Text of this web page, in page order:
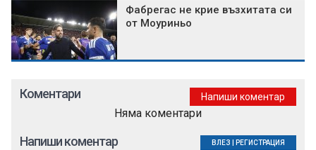
Фабрегас не крие възхитата си
от Моуриньо
Коментари Напиши коментар
Няма коментари
Напиши коментар ВЛЕЗ РЕГИСТРАЦИЯ